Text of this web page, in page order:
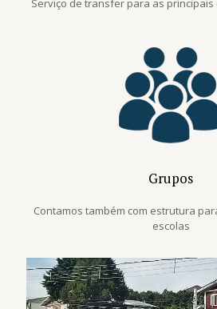
Serviço de transfer para as principais
Grupos
Contamos também com estrutura
escolas